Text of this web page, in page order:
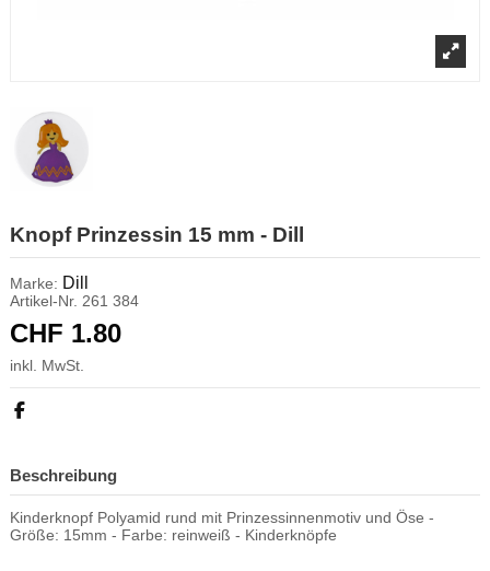
Knopf Prinzessin 15 mm - Dill
Marke: Dill
Artikel-Nr. 261 384
CHF 1.80
inkl. MwSt.
Beschreibung
Kinderknopf Polyamid rund mit Prinzessinnenmotiv und Öse -
Größe: 15mm - Farbe: reinweiß - Kinderknöpfe